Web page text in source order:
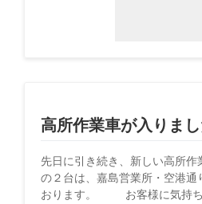
高所作業車が入りまし
先日に引き続き、新しい高所作
の２台は、嘉島営業所・空港通
おります。 お客様に気持ち